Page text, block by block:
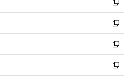
で
開
く
ィ
ン
ド
ウ
で
開
く
い
ウ
ィ
ン
ド
ウ
で
開
新
し
い
ウ
ィ
ン
ド
ウ
新
し
い
ウ
ィ
ン
新
し
い
ウ
新
し